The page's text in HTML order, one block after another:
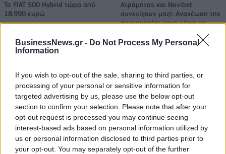
BusinessNews.gr - Do Not Process My Personal
Information
If you wish to opt-out of the sale, sharing to third parties, or
processing of your personal or sensitive information for
targeted advertising by us, please use the below opt-out
section to confirm your selection. Please note that after your
opt-out request is processed you may continue seeing
interest-based ads based on personal information utilized by
us or personal information disclosed to third parties prior to
your opt-out. You may separately opt-out of the further
Το FIAT 500 Hybrid τώρα από
18.990 ευρώ
Ατρόμητος και Novibet
συνεχίζουν μαζί: Ανανέωση της
συνεργασίας τους μέχρι το
18η συνεχόμενη χρονιά για τον ΟΤΕ στη διεθνή σειρά δεικτών
FTSE4Good
Alpha Bank: Για πρώτη φορά το Αρχαίο Θέατρο Επιδαύρου άνοιξε τις
πύλες του σε όλους